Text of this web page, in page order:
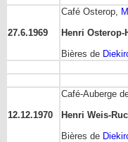
27.6.1969
Café Osterop,
Henri Osterop-
Bières de
12.12.1970
Café-Auberge
Henri Weis-
Bières de